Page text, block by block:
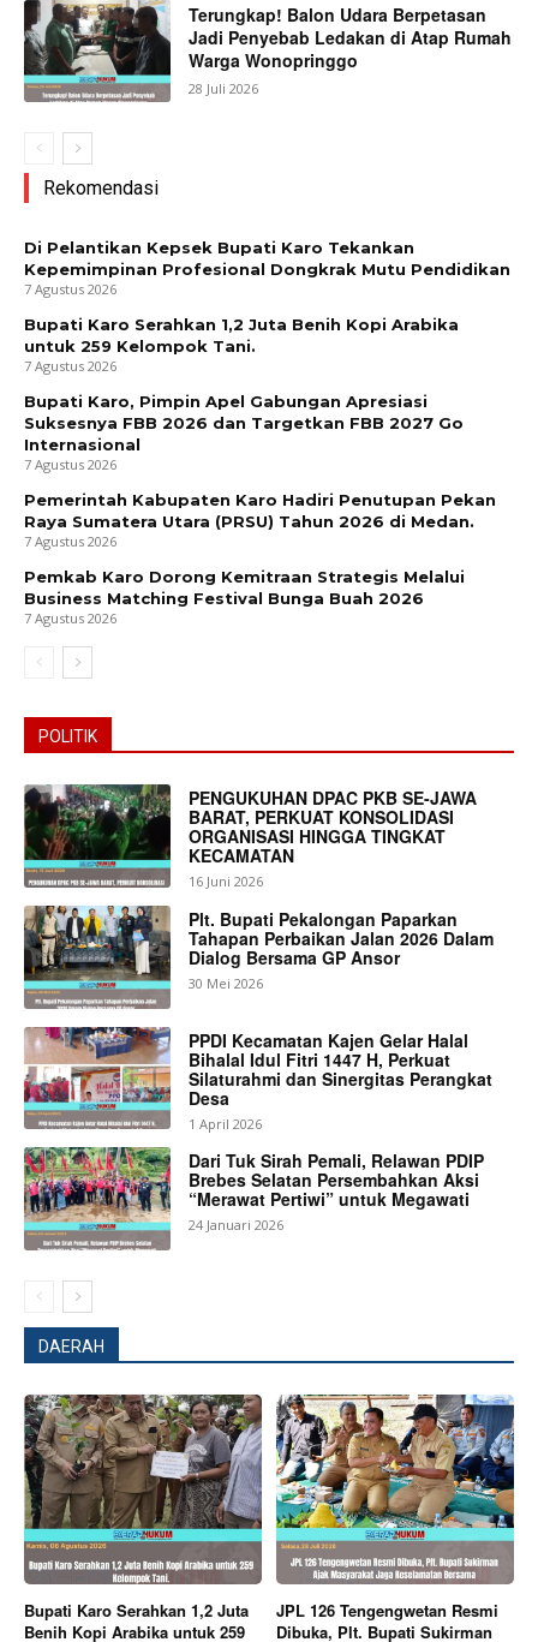
News Week
Terungkap! Balon Udara Berpetasan
Jadi Penyebab Ledakan di Atap Rumah
Warga Wonopringgo
28 Juli 2026
Rekomendasi
Di Pelantikan Kepsek Bupati Karo Tekankan
Kepemimpinan Profesional Dongkrak Mutu Pendidikan
7 Agustus 2026
Bupati Karo Serahkan 1,2 Juta Benih Kopi Arabika
untuk 259 Kelompok Tani.
7 Agustus 2026
Bupati Karo, Pimpin Apel Gabungan Apresiasi
Suksesnya FBB 2026 dan Targetkan FBB 2027 Go
Internasional
7 Agustus 2026
Pemerintah Kabupaten Karo Hadiri Penutupan Pekan
Raya Sumatera Utara (PRSU) Tahun 2026 di Medan.
7 Agustus 2026
Pemkab Karo Dorong Kemitraan Strategis Melalui
Business Matching Festival Bunga Buah 2026
7 Agustus 2026
POLITIK
PENGUKUHAN DPAC PKB SE-JAWA
BARAT, PERKUAT KONSOLIDASI
ORGANISASI HINGGA TINGKAT
KECAMATAN
16 Juni 2026
Plt. Bupati Pekalongan Paparkan
Tahapan Perbaikan Jalan 2026 Dalam
Dialog Bersama GP Ansor
30 Mei 2026
PPDI Kecamatan Kajen Gelar Halal
Bihalal Idul Fitri 1447 H, Perkuat
Silaturahmi dan Sinergitas Perangkat
Desa
1 April 2026
Dari Tuk Sirah Pemali, Relawan PDIP
Brebes Selatan Persembahkan Aksi
“Merawat Pertiwi” untuk Megawati
24 Januari 2026
DAERAH
Bupati Karo Serahkan 1,2 Juta
Benih Kopi Arabika untuk 259
JPL 126 Tengengwetan Resmi
Dibuka, Plt. Bupati Sukirman